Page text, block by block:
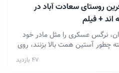
روستای سعادت‌ آباد در
+ فیلم
نرگس عسکری را مثل مادر خود
چطور آستین همت بالا بزنند، روی
و خوراک محلی روستا به
۴۷ بازدید